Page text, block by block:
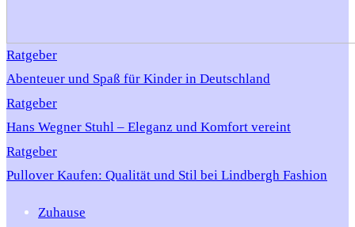
Ratgeber
Abenteuer und Spaß für Kinder in Deutschland
Ratgeber
Hans Wegner Stuhl – Eleganz und Komfort vereint
Ratgeber
Pullover Kaufen: Qualität und Stil bei Lindbergh Fashion
Zuhause